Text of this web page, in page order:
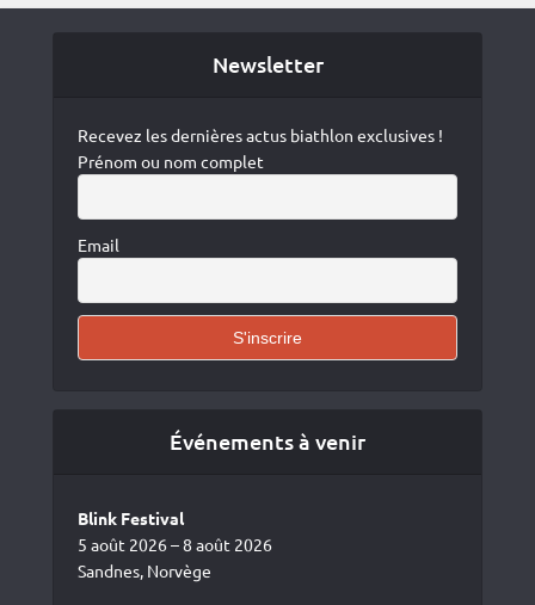
Newsletter
Recevez les dernières actus biathlon exclusives !
Prénom ou nom complet
Email
Événements à venir
Blink Festival
5 août 2026 – 8 août 2026
Sandnes, Norvège